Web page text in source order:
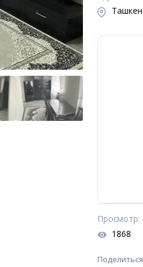
Просмотр:
1868
Поделиться